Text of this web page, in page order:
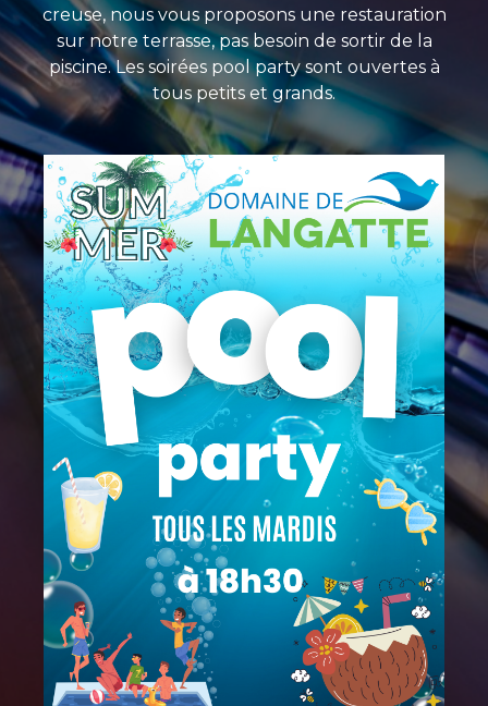
creuse, nous vous proposons une restauration
sur notre terrasse, pas besoin de sortir de la
piscine. Les soirées pool party sont ouvertes à
tous petits et grands.